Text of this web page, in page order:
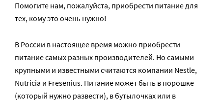
Помогите нам, пожалуйста, приобрести питание для
тех, кому это очень нужно!
В России в настоящее время можно приобрести
питание самых разных производителей. Но самыми
крупными и известными считаются компании Nestle,
Nutricia и Fresenius. Питание может быть в порошке
(который нужно развести), в бутылочках или в